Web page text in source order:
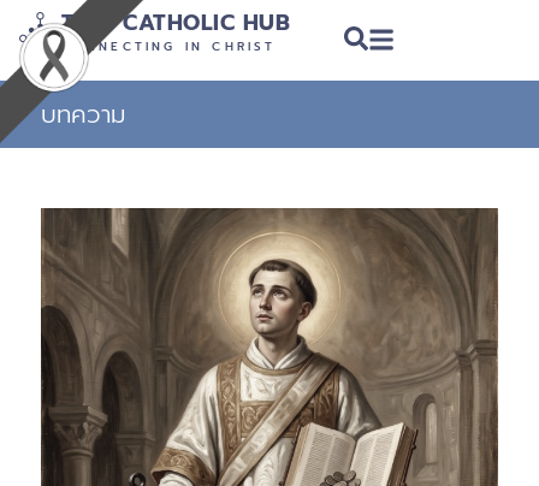
THAI CATHOLIC HUB
CONNECTING IN CHRIST
บทความ